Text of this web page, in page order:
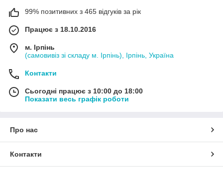
99% позитивних з 465 відгуків за рік
Працює з 18.10.2016
м. Ірпінь
(самовивіз зі складу м. Ірпінь), Ірпінь, Україна
Контакти
Сьогодні працює з 10:00 до 18:00
Показати весь графік роботи
Про нас
Контакти